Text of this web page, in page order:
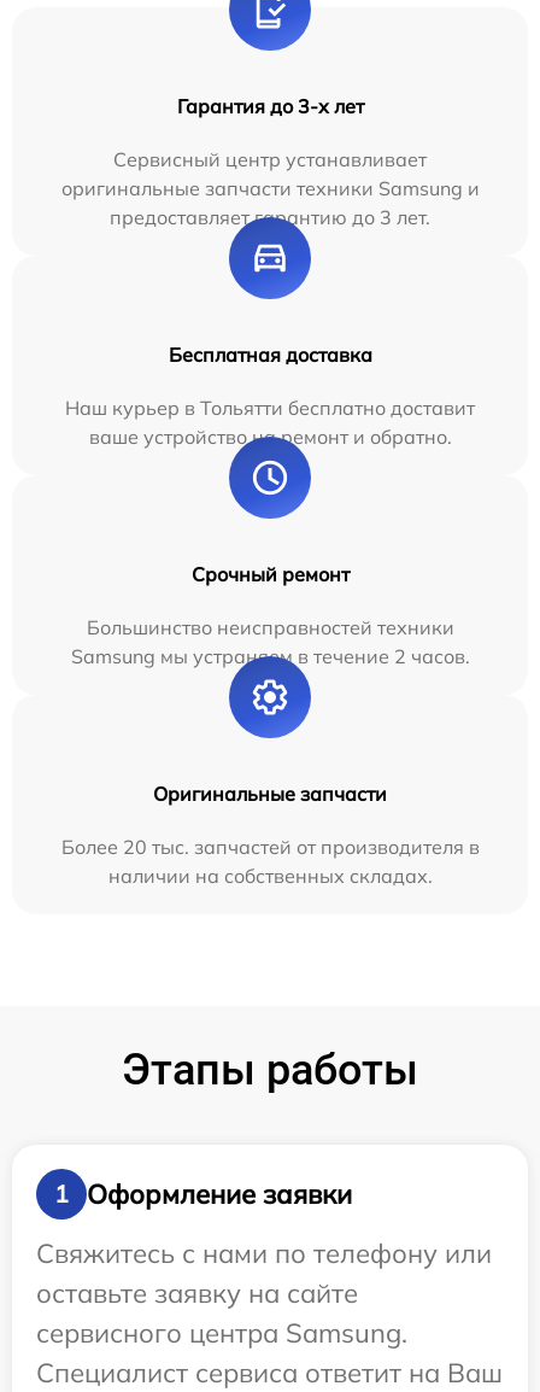
Гарантия до 3-х лет
Сервисный центр устанавливает
оригинальные запчасти техники Samsung и
предоставляет гарантию до 3 лет.
Бесплатная доставка
Наш курьер в Тольятти бесплатно доставит
ваше устройство на ремонт и обратно.
Срочный ремонт
Большинство неисправностей техники
Samsung мы устраняем в течение 2 часов.
Оригинальные запчасти
Более 20 тыс. запчастей от производителя в
наличии на собственных складах.
Этапы работы
1
Оформление заявки
Свяжитесь с нами по телефону или
оставьте заявку на сайте
сервисного центра Samsung.
Специалист сервиса ответит на Ваш